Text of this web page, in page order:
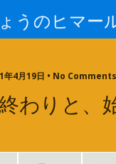
うのヒマー
年4月19日 • No Comments
わりと、